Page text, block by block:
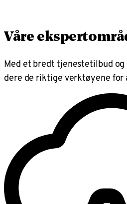
Våre
Med et bredt tjenestetilbud
dere de riktige verktøyene for